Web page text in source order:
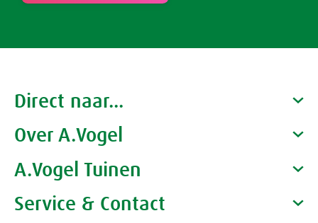
Direct naar...
Producten
Gezondheidscoaches
Over A.Vogel
Alfred Vogel
Waarom A.Vogel kiezen
A.Vogel Tuinen
Over A.Vogel tuinen
Service & Contact